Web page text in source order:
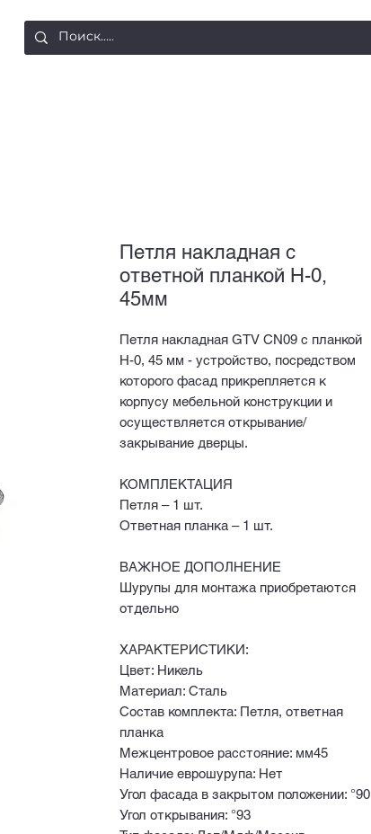
Петля накладная с
ответной планкой H-0,
45мм
Петля накладная GTV CN09 с планкой
H-0, 45 мм - устройство, посредством
которого фасад прикрепляется к
корпусу мебельной конструкции и
осуществляется открывание/
закрывание дверцы.
КОМПЛЕКТАЦИЯ
Петля – 1 шт.
Ответная планка – 1 шт.
ВАЖНОЕ ДОПОЛНЕНИЕ
Шурупы для монтажа приобретаются
отдельно
ХАРАКТЕРИСТИКИ:
Цвет: Никель
Материал: Сталь
Состав комплекта: Петля, ответная
планка
Межцентровое расстояние: мм45
Наличие еврошурупа: Нет
Угол фасада в закрытом положении: °90
Угол открывания: °93